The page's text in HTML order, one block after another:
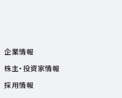
企業情報
株主・投資家情報
採用情報